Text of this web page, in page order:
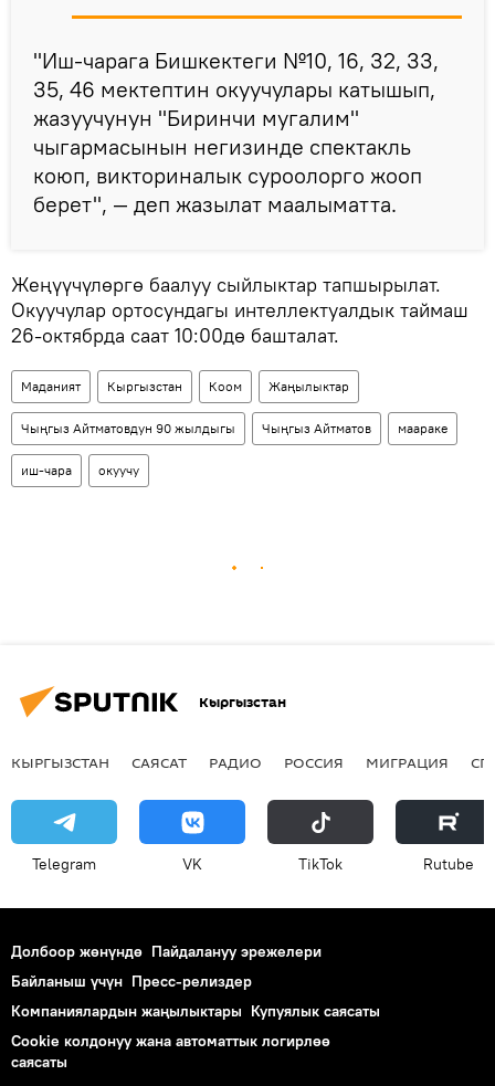
"Иш-чарага Бишкектеги №10, 16, 32, 33,
35, 46 мектептин окуучулары катышып,
жазуучунун "Биринчи мугалим"
чыгармасынын негизинде спектакль
коюп, викториналык суроолорго жооп
берет", — деп жазылат маалыматта.
Жеңүүчүлөргө баалуу сыйлыктар тапшырылат.
Окуучулар ортосундагы интеллектуалдык таймаш
26-октябрда саат 10:00дө башталат.
Маданият Кыргызстан Коом Жаңылыктар
Чыңгыз Айтматовдун 90 жылдыгы Чыңгыз Айтматов маараке
иш-чара окуучу
Кыргызстан
КЫРГЫЗСТАН САЯСАТ РАДИО РОССИЯ МИГРАЦИЯ
Telegram VK ТikТоk Rutube
Долбоор жөнүндө Пайдалануу эрежелери
Байланыш үчүн Пресс-релиздер
Компаниялардын жаңылыктары Купуялык саясаты
Cookie колдонуу жана автоматтык логирлөө
саясаты